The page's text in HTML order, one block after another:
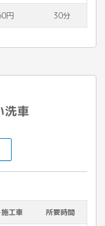
円 30分
洗車
工車 所要時間